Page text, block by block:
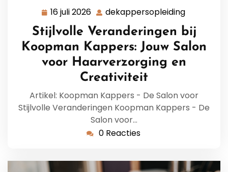
16 juli 2026 16
juli
2026
dekappersopleiding
Stijlvolle Veranderingen bij
Koopman Kappers: Jouw Salon
voor Haarverzorging en
Creativiteit
Artikel: Koopman Kappers - De Salon voor
Stijlvolle Veranderingen Koopman Kappers - De
Salon voor…
0 Reacties